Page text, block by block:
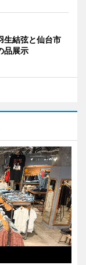
生結弦と仙台市
品展示